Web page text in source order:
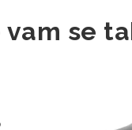
vam se